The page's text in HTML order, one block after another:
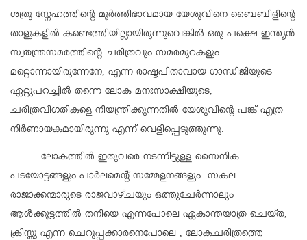
ശത്രു സ്നേഹത്തിന്റെ മൂർത്തിഭാവമായ യേശുവിനെ ബൈബിളിന്റെ
താളുകളിൽ കണ്ടെത്തിയില്ലായിരുന്നുവെങ്കിൽ ഒരു പക്ഷെ ഇന്ത്യൻ
സ്വതന്ത്രസമരത്തിന്റെ ചരിത്രവും സമരമുറകളും
മറ്റൊന്നായിരുന്നേനേ, എന്ന രാഷ്ടപിതാവായ ഗാന്ധിജിയുടെ
ഏറ്റുപറച്ചിൽ തന്നെ ലോക മനഃസാക്ഷിയുടെ,
ചരിത്രവിഗതികളെ നിയന്ത്രിക്കുന്നതിൽ യേശുവിന്റെ പങ്ക് എത്ര
നിർണായകമായിരുന്നു എന്ന് വെളിപ്പെടുത്തുന്നു.
ലോകത്തിൽ ഇതുവരെ നടന്നിട്ടുള്ള സൈനിക
പടയോട്ടങ്ങളും പാർലമെന്റ് സമ്മേളനങ്ങളും സകല
രാജാക്കന്മാരുടെ രാജവാഴ്ചയും ഒത്തുചേർന്നാലും
ആൾക്കൂട്ടത്തിൽ തനിയെ എന്നപോലെ ഏകാന്തയാത്ര ചെയ്ത,
ക്രിസ്തു എന്ന ചെറുപ്പക്കാരനെപോലെ , ലോകചരിത്രത്തെ